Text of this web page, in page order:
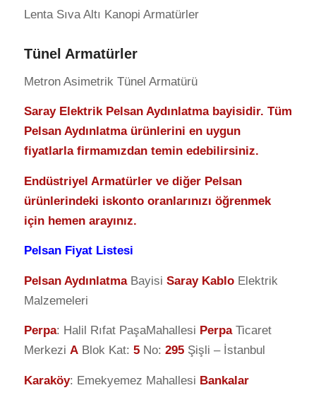
Lenta Sıva Altı Kanopi Armatürler
Tünel Armatürler
Metron Asimetrik Tünel Armatürü
Saray Elektrik Pelsan Aydınlatma bayisidir. Tüm
Pelsan Aydınlatma ürünlerini en uygun
fiyatlarla firmamızdan temin edebilirsiniz.
Endüstriyel Armatürler ve diğer Pelsan
ürünlerindeki iskonto oranlarınızı öğrenmek
için hemen arayınız.
Pelsan Fiyat Listesi
Pelsan Aydınlatma Bayisi Saray Kablo Elektrik
Malzemeleri
Perpa: Halil Rıfat PaşaMahallesi PerpaTicaret
Merkezi ABlok Kat: 5No: 295Şişli – İstanbul
Karaköy: Emekyemez Mahallesi Bankalar